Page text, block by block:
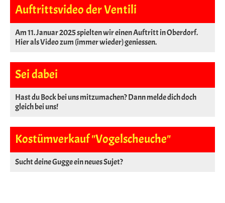
Auftrittsvideo der Ventili
Am 11. Januar 2025 spielten wir einen Auftritt in Oberdorf.
Hier als Video zum (immer wieder) geniessen.
Sei dabei
Hast du Bock bei uns mitzumachen? Dann melde dich doch
gleich bei uns!
Kostümverkauf "Vogelscheuche"
Sucht deine Gugge ein neues Sujet?